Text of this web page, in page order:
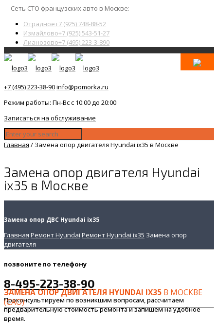
Сеть СТО французских авто в Москве:
Отрадное+7 (925) 748-88-52
Измайлово+7 (925) 543-51-27
Лианозово+7 (495) 223-3-890
+7 (495) 223-38-90info@pomorka.ru
Режим работы: Пн-Вс с 10:00 до 20:00
Записаться на обслуживание
Главная / Замена опор двигателя Hyundai ix35 в Москве
Замена опор двигателя Hyundai
ix35 в Москве
Замена опор ДВС Hyundai ix35
Главная Ремонт Hyundai Ремонт Hyundai ix35 Замена опор
двигателя
позвоните по телефону
8-495-223-38-90
Проконсультируем по возникшим вопросам, рассчитаем
предварительную стоимость ремонта и запишем на удобное
время.
ЗАМЕНА ОПОР ДВИГАТЕЛЯ HYUNDAI IX35 В МОСКВЕ
(САО)